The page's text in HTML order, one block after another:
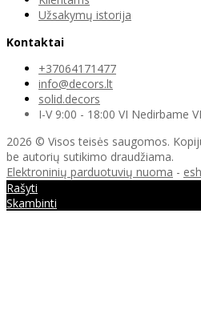
Užsakymų istorija
Kontaktai
+37064171477
info@decors.lt
solid.decors
I-V 9:00 - 18:00 VI Nedirbame
2026 © Visos teisės saugomos.
be autorių sutikimo draudžiama.
Elektroninių parduotuvių nuoma -
Rašyti
Skambinti